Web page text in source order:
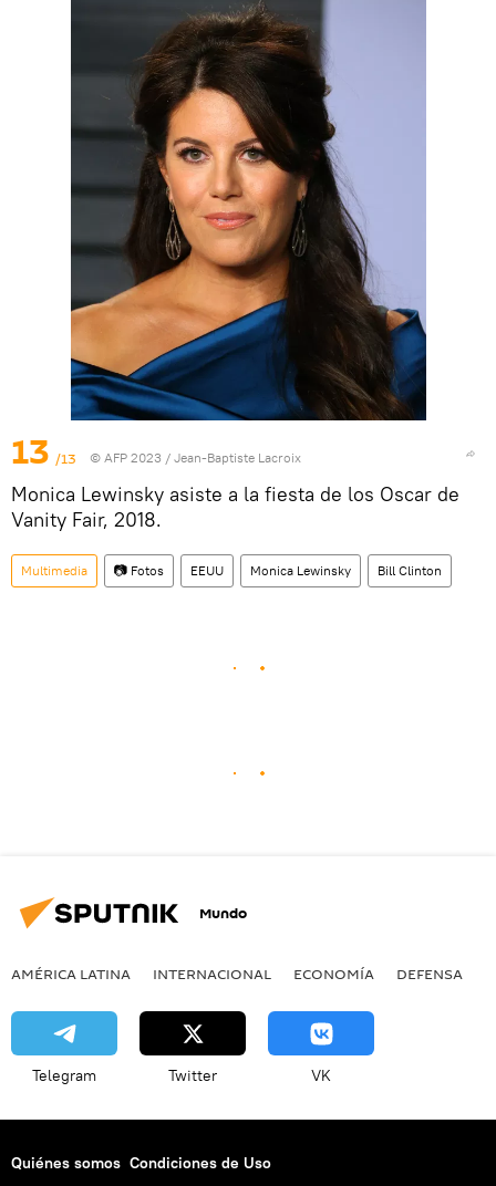
13 /13 © AFP 2023 / Jean-Baptiste Lacroix
Monica Lewinsky asiste a la fiesta de los Oscar de
Vanity Fair, 2018.
Multimedia 📷 Fotos EEUU Monica Lewinsky Bill Clinton
Mundo
AMÉRICA LATINA INTERNACIONAL ECONOMÍA DEFENSA
Telegram Twitter VK
Quiénes somos Condiciones de Uso